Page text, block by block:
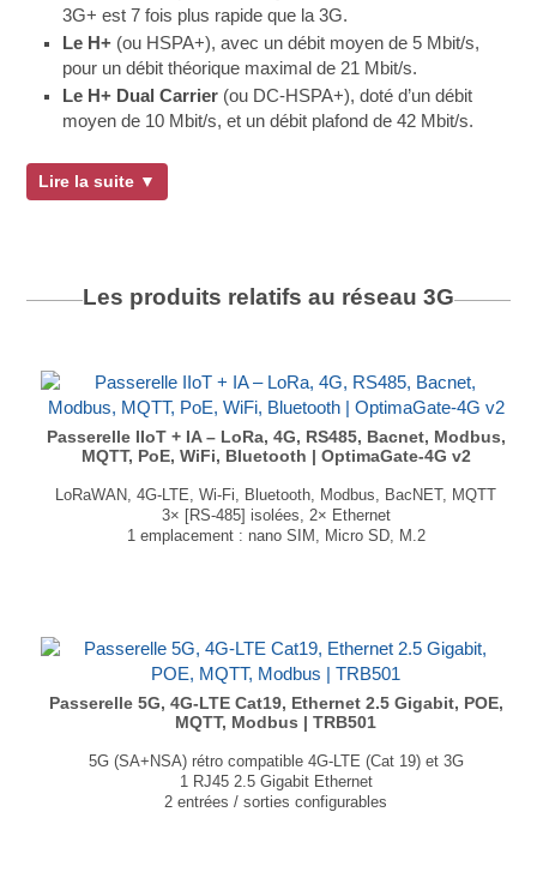
3G+ est 7 fois plus rapide que la 3G.
Le H+ (ou HSPA+), avec un débit moyen de 5 Mbit/s,
pour un débit théorique maximal de 21 Mbit/s.
Le H+ Dual Carrier (ou DC-HSPA+), doté d’un débit
moyen de 10 Mbit/s, et un débit plafond de 42 Mbit/s.
Lire la suite ▼
Les produits relatifs au réseau 3G
Passerelle IIoT + IA – LoRa, 4G, RS485, Bacnet, Modbus,
MQTT, PoE, WiFi, Bluetooth | OptimaGate-4G v2
LoRaWAN, 4G-LTE, Wi-Fi, Bluetooth, Modbus, BacNET, MQTT
3× [RS-485] isolées, 2× Ethernet
1 emplacement : nano SIM, Micro SD, M.2
...
Passerelle 5G, 4G-LTE Cat19, Ethernet 2.5 Gigabit, POE,
MQTT, Modbus | TRB501
5G (SA+NSA) rétro compatible 4G-LTE (Cat 19) et 3G
1 RJ45 2.5 Gigabit Ethernet
2 entrées / sorties configurables